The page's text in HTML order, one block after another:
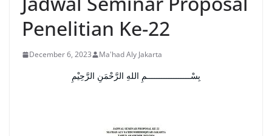
Penelitian Ke-22
December 6, 2023 Ma'had Aly Jakarta
بِسْــــــــــــــــــمِ اللهِ الرَّحْمَنِ الرَّحِيْمِ